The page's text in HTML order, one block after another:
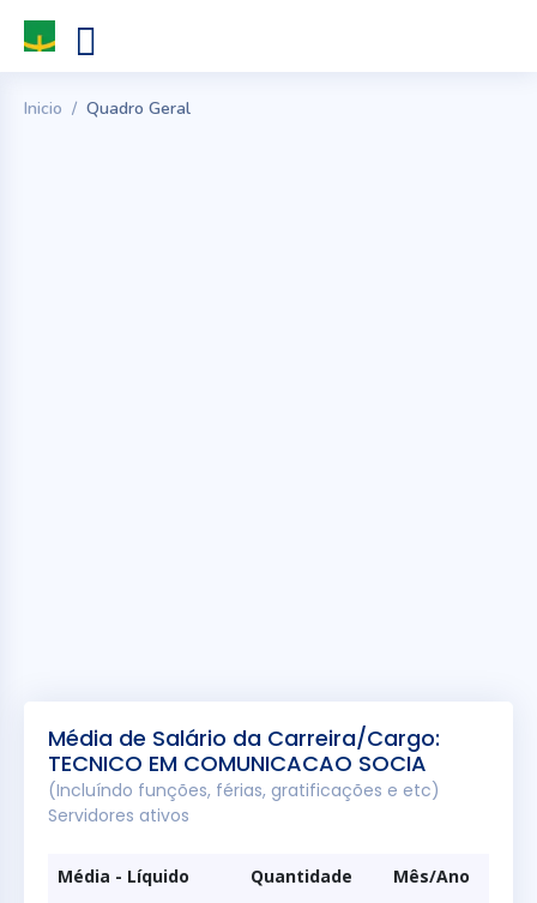
Inicio Quadro Geral
Média de Salário da Carreira/Cargo:
TECNICO EM COMUNICACAO SOCIA
(Incluíndo funções, férias, gratificações e etc)
Servidores ativos
Média - Líquido Quantidade
Mês/Ano